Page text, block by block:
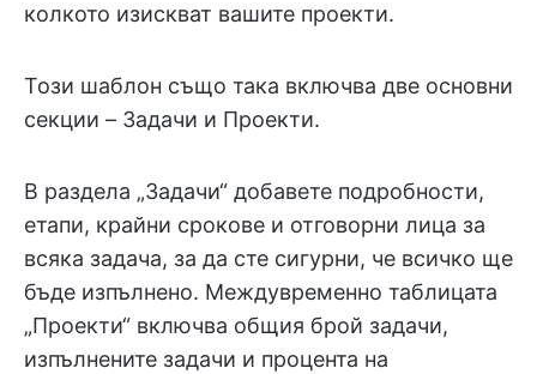
колкото изискват вашите проекти.
Този шаблон също така включва две основни
секции – Задачи и Проекти.
В раздела „Задачи“ добавете подробности,
етапи, крайни срокове и отговорни лица за
всяка задача, за да сте сигурни, че всичко ще
бъде изпълнено. Междувременно таблицата
„Проекти“ включва общия брой задачи,
изпълнените задачи и процента на